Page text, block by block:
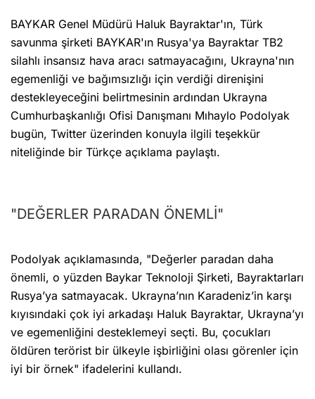
BAYKAR Genel Müdürü Haluk Bayraktar'ın, Türk
savunma şirketi BAYKAR'ın Rusya'ya Bayraktar TB2
silahlı insansız hava aracı satmayacağını, Ukrayna'nın
egemenliği ve bağımsızlığı için verdiği direnişini
destekleyeceğini belirtmesinin ardından Ukrayna
Cumhurbaşkanlığı Ofisi Danışmanı Mıhaylo Podolyak
bugün, Twitter üzerinden konuyla ilgili teşekkür
niteliğinde bir Türkçe açıklama paylaştı.
"DEĞERLER PARADAN ÖNEMLİ"
Podolyak açıklamasında, "Değerler paradan daha
önemli, o yüzden Baykar Teknoloji Şirketi, Bayraktarları
Rusya’ya satmayacak. Ukrayna’nın Karadeniz’in karşı
kıyısındaki çok iyi arkadaşı Haluk Bayraktar, Ukrayna’yı
ve egemenliğini desteklemeyi seçti. Bu, çocukları
öldüren terörist bir ülkeyle işbirliğini olası görenler için
iyi bir örnek" ifadelerini kullandı.